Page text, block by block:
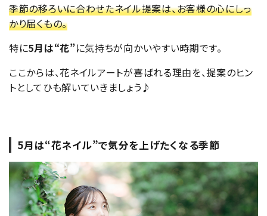
季節の移ろいに合わせたネイル提案は、お客様の心にしっ
かり届くもの。
特に5月は“花”に気持ちが向かいやすい時期です。
ここからは、花ネイルアートが喜ばれる理由を、提案のヒン
トとしてひも解いていきましょう♪
5月は“花ネイル”で気分を上げたくなる季節